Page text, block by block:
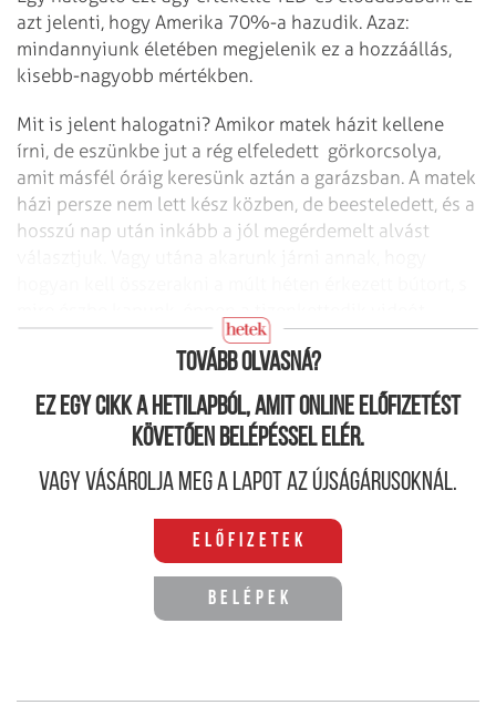
azt jelenti, hogy Amerika 70%-a hazudik. Azaz:
mindannyiunk életében megjelenik ez a hozzáállás,
kisebb-nagyobb mértékben.
Mit is jelent halogatni? Amikor matek házit kellene
írni, de eszünkbe jut a rég elfeledett görkorcsolya,
amit másfél óráig keresünk aztán a garázsban. A matek
házi persze nem lett kész közben, de beesteledett, és a
hosszú nap után inkább a jól megérdemelt alvást
nézzük meg domboldalról leguruló pandákról.
Tovább olvasná?
Ez egy cikk a hetilapból, amit online előfizetést
követően belépéssel elér.
Vagy vásárolja meg a lapot az újságárusoknál.
Előfizetek
Belépek